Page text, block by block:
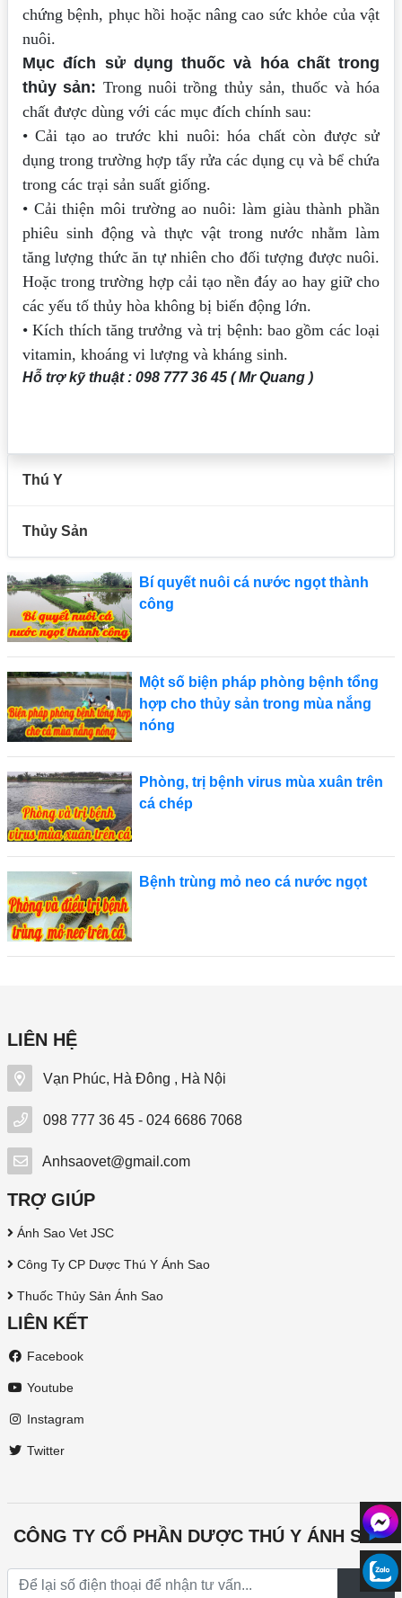
chứng bệnh, phục hồi hoặc nâng cao sức khỏe của vật
nuôi.
Mục đích sử dụng thuốc và hóa chất trong
thủy sản: Trong nuôi trồng thủy sản, thuốc và hóa
chất được dùng với các mục đích chính sau:
• Cải tạo ao trước khi nuôi: hóa chất còn được sử
dụng trong trường hợp tẩy rửa các dụng cụ và bể chứa
trong các trại sản suất giống.
• Cải thiện môi trường ao nuôi: làm giàu thành phần
phiêu sinh động và thực vật trong nước nhằm làm
tăng lượng thức ăn tự nhiên cho đối tượng được nuôi.
Hoặc trong trường hợp cải tạo nền đáy ao hay giữ cho
các yếu tố thủy hòa không bị biến động lớn.
• Kích thích tăng trưởng và trị bệnh: bao gồm các loại
vitamin, khoáng vi lượng và kháng sinh.
Hỗ trợ kỹ thuật : 098 777 36 45 ( Mr Quang )
Thú Y
Thủy Sản
Bí quyết nuôi cá nước ngọt thành
công
Một số biện pháp phòng bệnh tổng
hợp cho thủy sản trong mùa nắng
nóng
Phòng, trị bệnh virus mùa xuân trên
cá chép
Bệnh trùng mỏ neo cá nước ngọt
LIÊN HỆ
Vạn Phúc, Hà Đông , Hà Nội
098 777 36 45 - 024 6686 7068
Anhsaovet@gmail.com
TRỢ GIÚP
Ánh Sao Vet JSC
Công Ty CP Dược Thú Y Ánh Sao
Thuốc Thủy Sản Ánh Sao
LIÊN KẾT
Facebook
Youtube
Instagram
Twitter
CÔNG TY CỔ PHẦN DƯỢC THÚ Y ÁNH SAO